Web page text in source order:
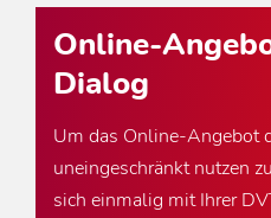
Online-
Dialog
Um das Online-Angebot
uneingeschränkt nutzen
sich einmalig mit Ihrer